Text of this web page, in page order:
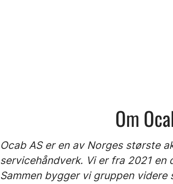
Om
Ocab AS er en av Norges største
servicehåndverk. Vi er fra 2021 en
Sammen bygger vi gruppen